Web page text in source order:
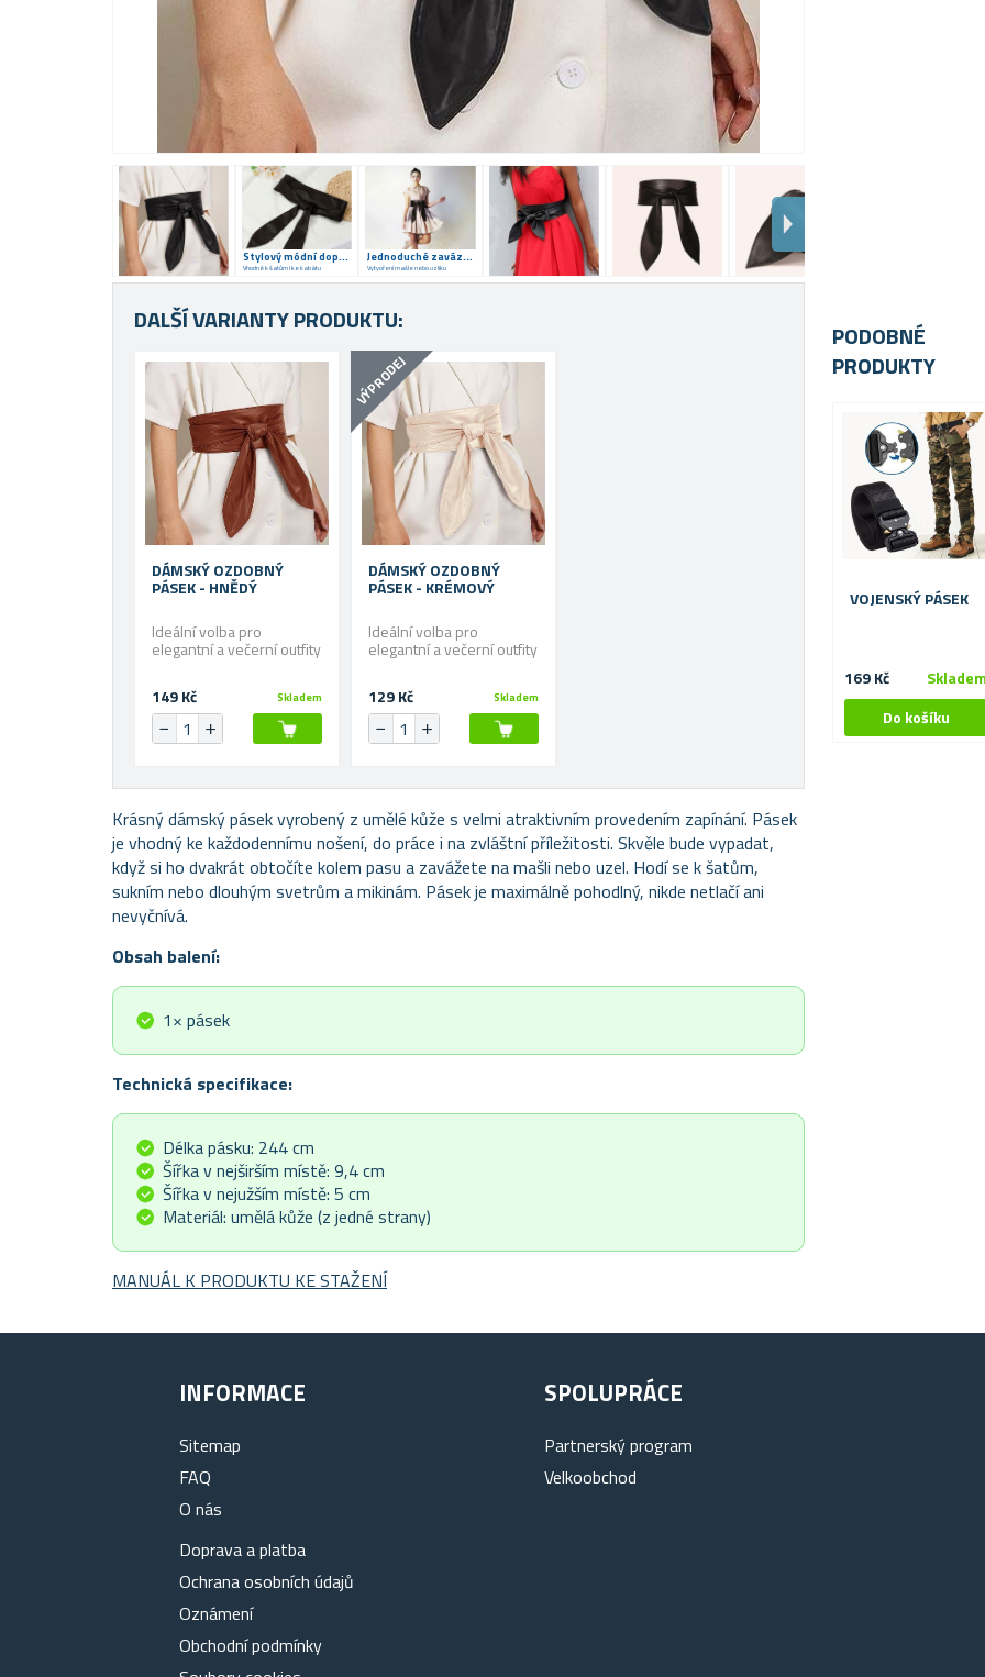
Stylový módní doplněk
Vhodné k šatům i ke kabátu
Jednoduché zavázání
Vytvoření mašle nebo uzlíku
DALŠÍ VARIANTY PRODUKTU:
DÁMSKÝ OZDOBNÝ
PÁSEK - HNĚDÝ
Ideální volba pro
elegantní a večerní outfity
149 Kč Skladem
VÝPRODEJ
DÁMSKÝ OZDOBNÝ
PÁSEK - KRÉMOVÝ
Ideální volba pro
elegantní a večerní outfity
129 Kč Skladem
Krásný dámský pásek vyrobený z umělé kůže s velmi atraktivním provedením zapínání. Pásek
je vhodný ke každodennímu nošení, do práce i na zvláštní příležitosti. Skvěle bude vypadat,
když si ho dvakrát obtočíte kolem pasu a zavážete na mašli nebo uzel. Hodí se k šatům,
sukním nebo dlouhým svetrům a mikinám. Pásek je maximálně pohodlný, nikde netlačí ani
nevyčnívá.
Obsah balení:
1× pásek
Technická specifikace:
Délka pásku: 244 cm
Šířka v nejširším místě: 9,4 cm
Šířka v nejužším místě: 5 cm
Materiál: umělá kůže (z jedné strany)
MANUÁL K PRODUKTU KE STAŽENÍ
PODOBNÉ
PRODUKTY
VOJENSKÝ PÁSEK
169 Kč
INFORMACE
Sitemap
FAQ
O nás
Doprava a platba
Ochrana osobních údajů
Oznámení
Obchodní podmínky
SPOLUPRÁCE
Partnerský program
Velkoobchod